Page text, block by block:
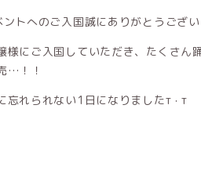
トへのご入国誠にありがとうござ
様にご入国していただき、たくさん
…！！
忘れられない1日になりましたт · т